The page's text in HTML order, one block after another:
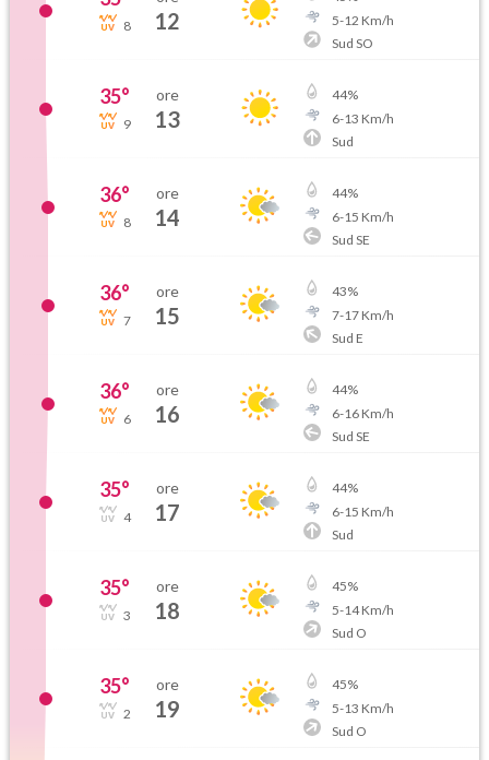
8 12
5-12 Km/h
Sud SO
35°
9
ore
13
44%
6-13 Km/h
Sud
36°
8
ore
14
44%
6-15 Km/h
Sud SE
36°
7
ore
15
43%
7-17Km/h
Sud E
36°
6
ore
16
44%
6-16Km/h
Sud SE
35°
4
ore
17
44%
6-15 Km/h
Sud
35°
3
ore
18
45%
5-14Km/h
Sud O
35°
2
ore
19
45%
5-13 Km/h
Sud O